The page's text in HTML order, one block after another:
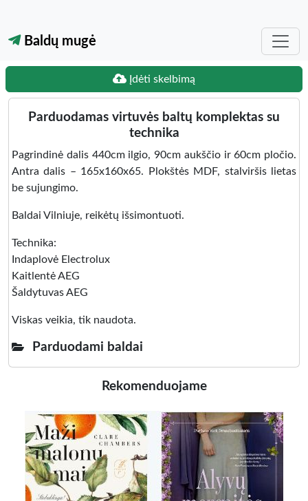
Baldų mugė
Įdėti skelbimą
Parduodamas virtuvės baltų komplektas su
technika
Pagrindinė dalis 440cm ilgio, 90cm aukščio ir 60cm pločio.
Antra dalis – 165x160x65. Plokštės MDF, stalviršis lietas
be sujungimo.
Baldai Vilniuje, reikėtų išsimontuoti.
Technika:
Indaplovė Electrolux
Kaitlentė AEG
Šaldytuvas AEG
Viskas veikia, tik naudota.
Parduodami baldai
Rekomenduojame